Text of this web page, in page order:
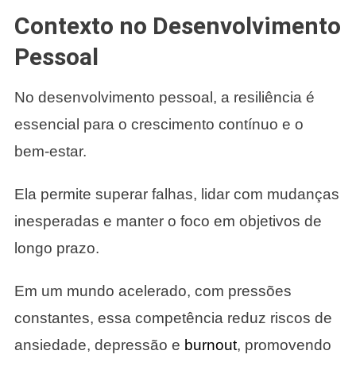
Contexto no Desenvolvimento
Pessoal
No desenvolvimento pessoal, a resiliência é
essencial para o crescimento contínuo e o
bem-estar.
Ela permite superar falhas, lidar com mudanças
inesperadas e manter o foco em objetivos de
longo prazo.
Em um mundo acelerado, com pressões
constantes, essa competência reduz riscos de
ansiedade, depressão e burnout, promovendo